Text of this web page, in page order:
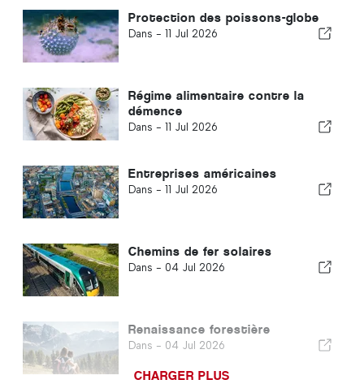
Protection des poissons-globe
Dans - 11 Jul 2026
Régime alimentaire contre la
démence
Dans - 11 Jul 2026
Entreprises américaines
Dans - 11 Jul 2026
Chemins de fer solaires
Dans - 04 Jul 2026
Renaissance forestière
Dans - 04 Jul 2026
CHARGER PLUS